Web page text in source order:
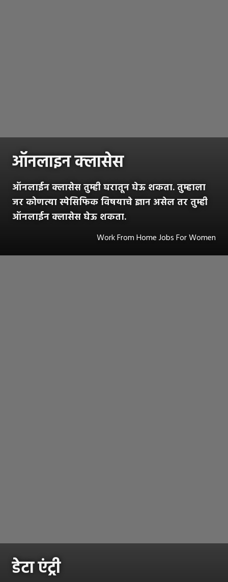
ऑनलाइन क्लासेस
ऑनलाईन क्लासेस तुम्ही घरातून घेऊ शकता. तुम्हाला
जर कोणत्या स्पेसिफिक विषयाचे ज्ञान असेल तर तुम्ही
ऑनलाईन क्लासेस घेऊ शकता.
Work From Home Jobs For Women
डेटा एंट्री